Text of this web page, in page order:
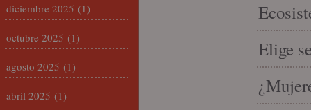
Elige
diciembre 2025 (1)
octubre 2025 (1)
agosto 2025 (1)
abril 2025 (1)